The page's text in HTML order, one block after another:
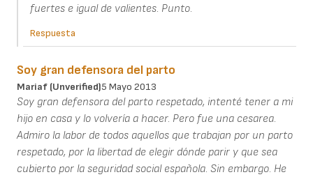
fuertes e igual de valientes. Punto.
Respuesta
Soy gran defensora del parto
Mariaf (unverified)5 Mayo 2013
Soy gran defensora del parto respetado, intenté tener a mi
hijo en casa y lo volvería a hacer. Pero fue una cesarea.
Admiro la labor de todos aquellos que trabajan por un parto
respetado, por la libertad de elegir dónde parir y que sea
cubierto por la seguridad social española. Sin embargo. He